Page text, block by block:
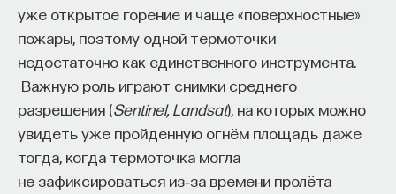
уже открытое горение и чаще «поверхностные»
пожары, поэтому одной термоточки
недостаточно как единственного инструмента.
Важную роль играют снимки среднего
разрешения (Sentinel, Landsat), на которых можно
увидеть уже пройденную огнём площадь даже
тогда, когда термоточка могла
не зафиксироваться из‑за времени пролёта
Внеси свой вклад в дело
просвещения!
ПОДДЕРЖАТЬ ПОСТНАУКУ